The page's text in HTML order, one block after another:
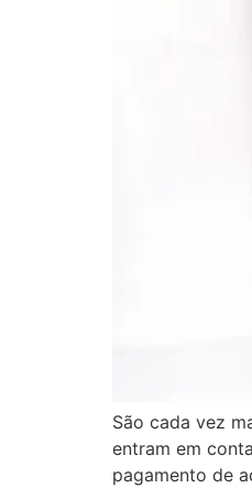
São cada vez
entram em
pagamento de